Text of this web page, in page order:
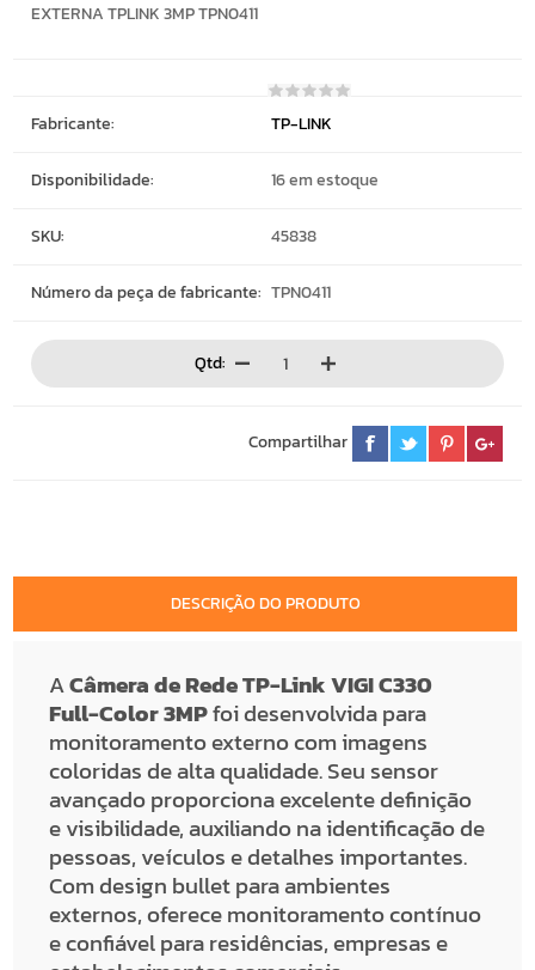
EXTERNA TPLINK 3MP TPN0411
Fabricante: TP-LINK
Disponibilidade: 16 em estoque
SKU: 45838
Número da peça de fabricante: TPN0411
Qtd:
Compartilhar
DESCRIÇÃO DO PRODUTO
ACâmera de Rede TP-Link VIGI C330
Full-Color 3MPfoi desenvolvida para
monitoramento externo com imagens
coloridas de alta qualidade. Seu sensor
avançado proporciona excelente definição
e visibilidade, auxiliando na identificação de
pessoas, veículos e detalhes importantes.
Com design bullet para ambientes
externos, oferece monitoramento contínuo
e confiável para residências, empresas e